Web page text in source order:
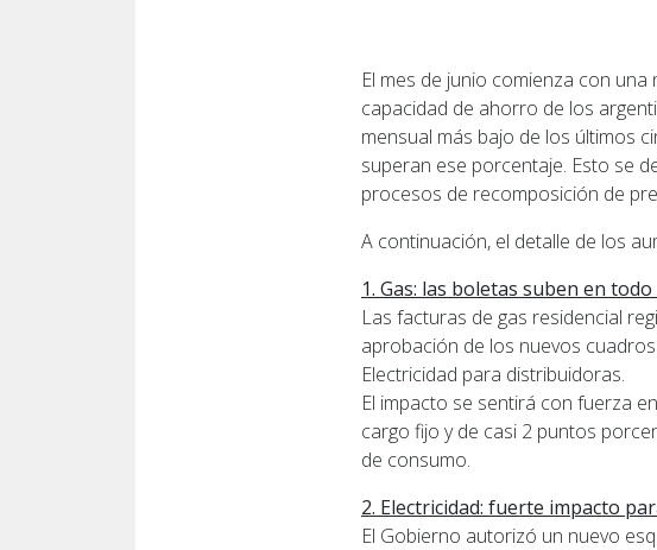
El mes de junio comienza con
capacidad de ahorro de los
mensual más bajo de los últimos
superan ese porcentaje. Esto se
procesos de recomposición de
A continuación, el detalle de los
1. Gas: las boletas suben en
Las facturas de gas residencial
aprobación de los nuevos
Electricidad para distribuidoras.
El impacto se sentirá con fuerza
cargo fijo y de casi 2 puntos
de consumo.
2. Electricidad: fuerte impacto
El Gobierno autorizó un nuevo